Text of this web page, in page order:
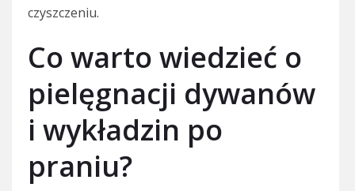
czyszczeniu.
Co warto wiedzieć o
pielęgnacji dywanów
i wykładzin po
praniu?